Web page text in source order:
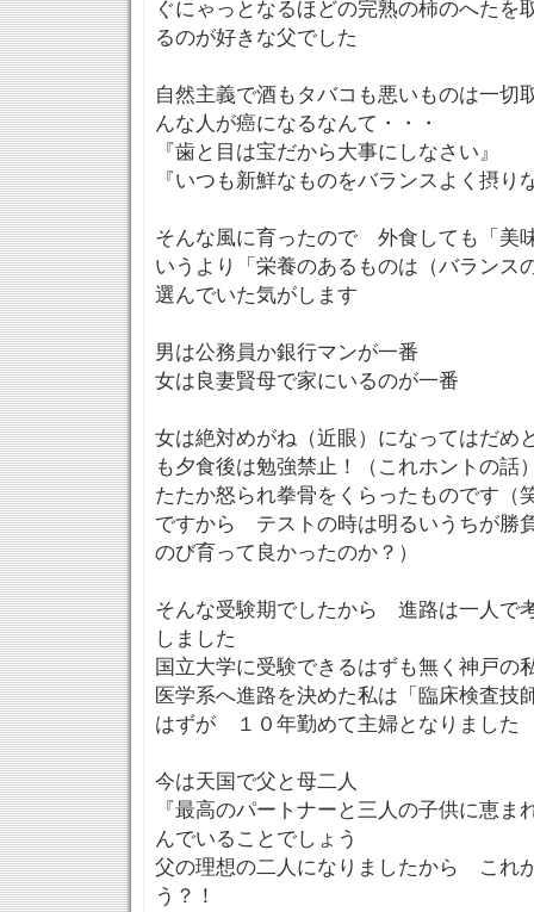
ぐにゃっとなるほどの完熟の柿のへた
るのが好きな父でした
自然主義で酒もタバコも悪いものは一
んな人が癌になるなんて・・・
『歯と目は宝だから大事にしなさい』
『いつも新鮮なものをバランスよく摂り
そんな風に育ったので 外食しても「美
いうより「栄養のあるものは（バランス
選んでいた気がします
男は公務員か銀行マンが一番
女は良妻賢母で家にいるのが一番
女は絶対めがね（近眼）になってはだ
も夕食後は勉強禁止！（これホントの
たたか怒られ拳骨をくらったものです（
ですから テストの時は明るいうちが勝
のび育って良かったのか？）
そんな受験期でしたから 進路は一人で
しました
国立大学に受験できるはずも無く神戸の
医学系へ進路を決めた私は「臨床検査技
はずが １０年勤めて主婦となりました
今は天国で父と母二人
『最高のパートナーと三人の子供に恵ま
んでいることでしょう
父の理想の二人になりましたから これ
う？！